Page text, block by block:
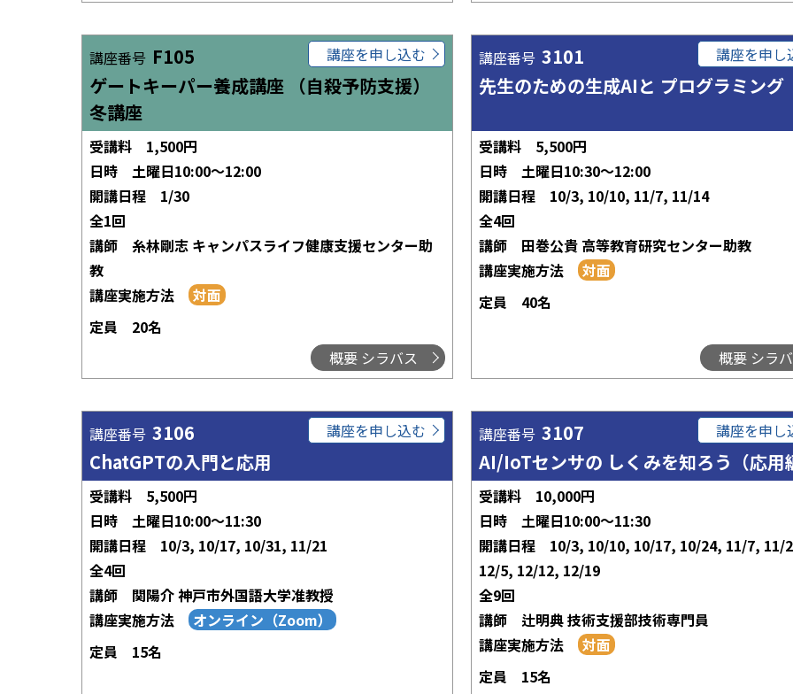
講座番号 F105
ゲートキーパー養成講座 （自殺予防支援）
冬講座
講座を申し込む
受講料
1,500円
日時
土曜日10:00～12:00
開講日程
1/30
全1回
講師
糸林剛志 キャンパスライフ健康支援センター助
教
講座実施方法
定員
20名
概要 シラバス
講座番号 3101
先生のための生成AIと プログラミング
講座を申し
受講料
5,500円
日時
土曜日10:30～12:00
開講日程
10/3, 10/10, 11/7, 11/14
全4回
講師
田巻公貴 高等教育研究センター助教
講座実施方法
定員
40名
概要 シラ
講座番号 3106
ChatGPTの入門と応用
講座を申し込む
受講料
5,500円
日時
土曜日10:00～11:30
開講日程
10/3, 10/17, 10/31, 11/21
全4回
講師
関陽介 神戸市外国語大学准教授
講座実施方法
定員
15名
講座番号 3107
AI/IoTセンサの しくみを知ろう（応用
講座を申し
受講料
10,000円
日時
土曜日10:00～11:30
開講日程
10/3, 10/10, 10/17, 10/24, 11/7, 11/
12/5, 12/12, 12/19
全9回
講師
辻明典 技術支援部技術専門員
講座実施方法
定員
15名